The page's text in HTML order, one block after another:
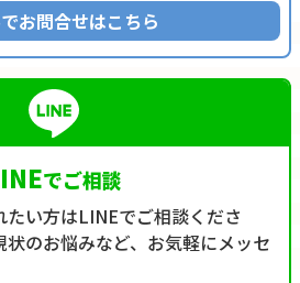
お問合せはこちら
でご相談
い方はLINEでご相談くださ
のお悩みなど、お気軽にメッセ